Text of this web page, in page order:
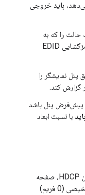
باید خروجی
را که به
عنوان حالت ترجیحی برای هر سطح رمزگشایی EDID
پنل نمایشگر را
گزارش کند.
پنل باشد
باید با نسبت ابعاد
هنگام فعال یا غیرفعال بودن HDCP، صفحه
هیچ سوسو زدن قابل تشخیصی (0 فریم)